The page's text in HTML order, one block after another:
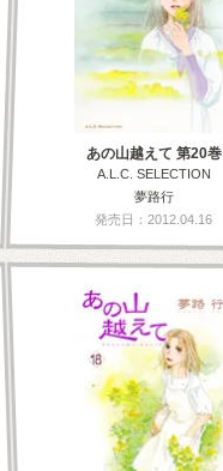
あの山越えて 第20巻
A.L.C. SELECTION
夢路行
発売日：2012.04.16